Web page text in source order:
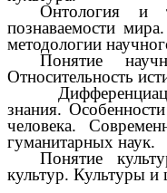
Онтология и
познаваемости
методологии
Понятие
Относительность
знания.
человека.
гуманитарных наук.
Понятие
культур. Культуры и